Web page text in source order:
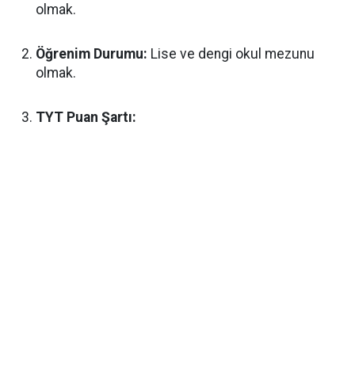
olmak.
Öğrenim Durumu: Lise ve dengi okul mezunu
olmak.
TYT Puan Şartı: